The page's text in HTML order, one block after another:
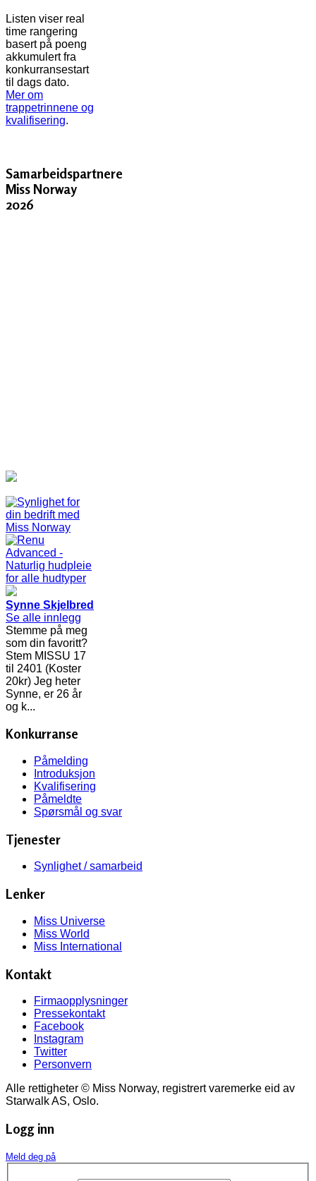
Listen viser real
time rangering
basert på poeng
akkumulert fra
konkurransestart
til dags dato.
Mer om
trappetrinnene og
kvalifisering.
Samarbeidspartnere
Miss Norway
2026
Synne Skjelbred
Se alle innlegg
Stemme på meg
som din favoritt?
Stem MISSU 17
til 2401 (Koster
20kr) Jeg heter
Synne, er 26 år
og k...
Konkurranse
Påmelding
Introduksjon
Kvalifisering
Påmeldte
Spørsmål og svar
Tjenester
Synlighet / samarbeid
Lenker
Miss Universe
Miss World
Miss International
Kontakt
Firmaopplysninger
Pressekontakt
Facebook
Instagram
Twitter
Personvern
Alle rettigheter © Miss Norway, registrert varemerke eid av
Starwalk AS, Oslo.
Logg inn
Meld deg på